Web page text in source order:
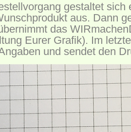
gestaltet sich
aus. Dann
das
Eurer Grafik). Im
und sendet den